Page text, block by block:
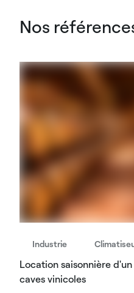
Nos
Industrie
Location saisonnière
caves vinicoles